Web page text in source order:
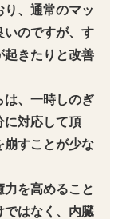
り、通常のマッ
いのですが、す
起きたりと改善
は、一時しのぎ
に対応して頂
崩すことが少な
を高めること
ではなく、内臓